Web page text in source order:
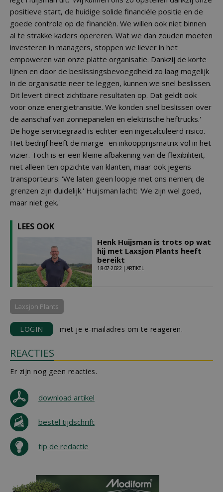
positieve start, de huidige solide financiële positie en de
goede controle op de financiën. We willen ook niet binnen
al te strakke kaders opereren. Wat we dan zouden moeten
investeren in managers, stoppen we liever in het
empoweren van onze platte organisatie. Dankzij de korte
lijnen en door de beslissingsbevoegdheid zo laag mogelijk
in de organisatie neer te leggen, kunnen we snel beslissen.
Dit levert direct zichtbare resultaten op. Dat geldt ook
voor onze energietransitie. We konden snel beslissen over
de aanschaf van zonnepanelen en elektrische heftrucks.'
De hoge servicegraad is echter een ingecalculeerd risico.
Het bedrijf heeft de marge- en inkoopprijsmatrix vol in het
vizier. Toch is er een kleine afbakening van de flexibiliteit,
niet alleen ten opzichte van klanten, maar ook jegens
transporteurs: 'We laten geen loopje met ons nemen; de
grenzen zijn duidelijk.' Huijsman lacht: 'We zijn wel goed,
maar niet gek.'
LEES OOK
Henk Huijsman is trots op wat
hij met Laxsjon Plants heeft
bereikt
18-07-2022 | ARTIKEL
Laxsjon Plants
LOGIN met je e-mailadres om te reageren.
REACTIES
Er zijn nog geen reacties.
download artikel
bestel tijdschrift
tip de redactie